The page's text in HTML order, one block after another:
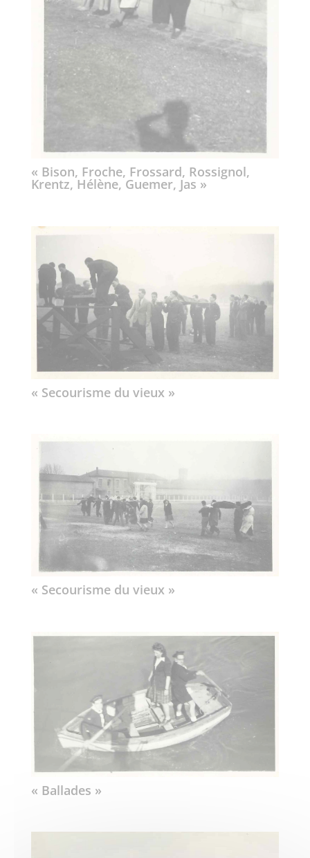
« Bison, Froche, Frossard, Rossignol,
Krentz, Hélène, Guemer, Jas »
« Secourisme du vieux »
« Secourisme du vieux »
« Ballades »